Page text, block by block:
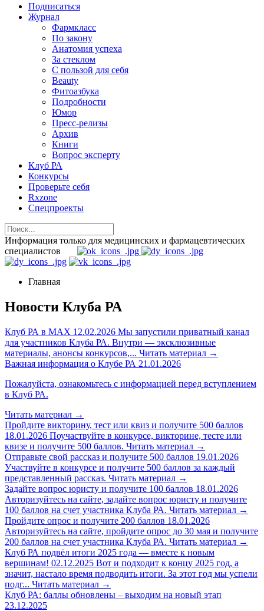
Подписаться
Журнал
Фармкласс
По закону
Анатомия успеха
За стеклом
С пользой для себя
Beauty
Фитоазбука
Подробности
Юмор
Пресс-релизы
Архив
Книги
Вопрос эксперту
Клуб РА
Конкурсы
Проверьте себя
Rxzone
Спецпроекты
Информация только для медицинских и фармацевтических
специалистов
Главная
Новости Клуба РА
Клуб РА в MAX 12.02.2026 Мы запустили приватный канал
для участников Клуба РА. Внутри — эксклюзивные
материалы, анонсы конкурсов,... Читать материал →
Важная информация о Клубе РА 21.01.2026
Пожалуйста, ознакомьтесь с информацией перед вступлением
в Клуб РА.
Читать материал →
Пройдите викторину, тест или квиз и получите 500 баллов
18.01.2026 Поучаствуйте в конкурсе, викторине, тесте или
квизе и получите 500 баллов. Читать материал →
Отправьте свой рассказ и получите 500 баллов 19.01.2026
Участвуйте в конкурсе и получите 500 баллов за каждый
представленный рассказ. Читать материал →
Задайте вопрос юристу и получите 100 баллов 18.01.2026
Авторизуйтесь на сайте, задайте вопрос юристу и получите
100 баллов на счет участника Клуба РА. Читать материал →
Пройдите опрос и получите 200 баллов 18.01.2026
Авторизуйтесь на сайте, пройдите опрос до 30 мая и получите
200 баллов на счет участника Клуба РА. Читать материал →
Клуб РА подвёл итоги 2025 года — вместе к новым
вершинам! 02.12.2025 Вот и подходит к концу 2025 год, а
значит, настало время подводить итоги. За этот год мы успели
подг... Читать материал →
Клуб РА: баллы обновлены – выходим на новый этап
23.12.2025